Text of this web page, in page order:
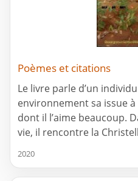
Poèmes et citations
Le livre parle d’un
environnement sa issue
dont il l’aime beaucoup.
vie, il rencontre la
2020